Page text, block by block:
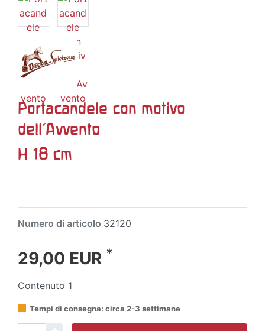
Portacandele con motivo
dell'Avvento
H 18 cm
Numero di articolo 32120
29,00 EUR *
Contenuto 1
Tempi di consegna: circa 2-3 settimane